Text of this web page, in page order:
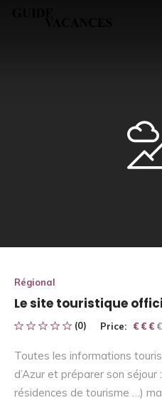
Régional
Le site touristique
(0) Price: € € €
€ € €
Toutes les informations
d’Azur et préparer son
résidences de tourisme …)